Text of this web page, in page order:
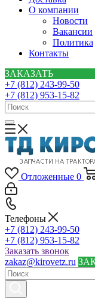
О компании
Новости
Вакансии
Политика
Контакты
ЗАКАЗАТЬ
+7 (812) 243-99-50
+7 (812) 953-15-82
Отложенные 0
Телефоны
+7 (812) 243-99-50
+7 (812) 953-15-82
Заказать звонок
zakaz@kirovetz.ru